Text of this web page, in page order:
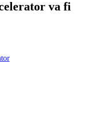
va fi